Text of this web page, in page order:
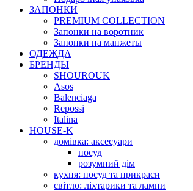
ЗАПОНКИ
PREMIUM COLLECTION
Запонки на воротник
Запонки на манжеты
ОДЕЖДА
БРЕНДЫ
SHOUROUK
Asos
Balenciaga
Repossi
Italina
HOUSE-K
домівка: аксесуари
посуд
розумний дім
кухня: посуд та прикраси
світло: ліхтарики та лампи